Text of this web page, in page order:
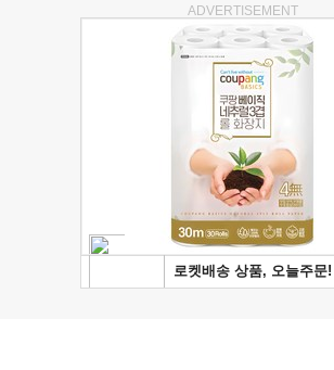
ADVERTISEMENT